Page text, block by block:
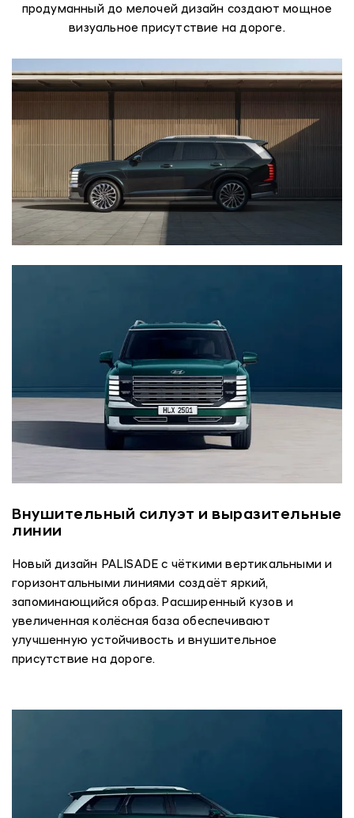
продуманный до мелочей дизайн создают мощное
визуальное присутствие на дороге.
Внушительный силуэт и выразительные
линии
Новый дизайн PALISADE с чёткими вертикальными и
горизонтальными линиями создаёт яркий,
запоминающийся образ. Расширенный кузов и
увеличенная колёсная база обеспечивают
улучшенную устойчивость и внушительное
присутствие на дороге.